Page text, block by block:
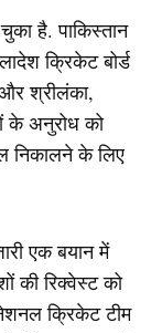
है. पाकिस्तान
क्रिकेट बोर्ड
श्रीलंका,
के अनुरोध को
निकालने के लिए
एक बयान में
की रिक्वेस्ट को
क्रिकेट टीम